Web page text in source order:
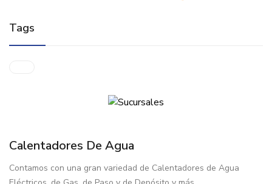
Tags
Calentadores De Agua
Contamos con una gran variedad de Calentadores de Agua